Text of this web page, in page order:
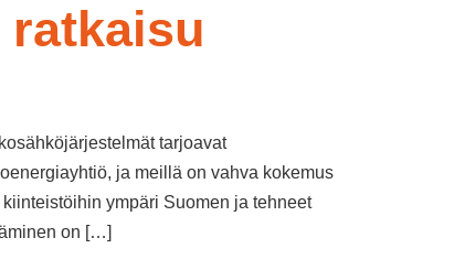
ratkaisu
tarjoavat
ja meillä on vahva kokemus
ympäri Suomen ja tehneet
on […]